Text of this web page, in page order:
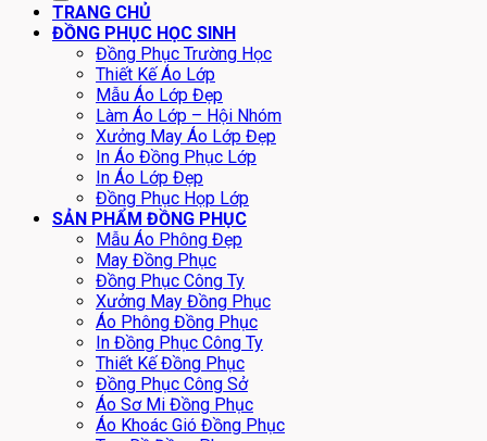
TRANG CHỦ
ĐỒNG PHỤC HỌC SINH
Đồng Phục Trường Học
Thiết Kế Áo Lớp
Mẫu Áo Lớp Đẹp
Làm Áo Lớp – Hội Nhóm
Xưởng May Áo Lớp Đẹp
In Áo Đồng Phục Lớp
In Áo Lớp Đẹp
Đồng Phục Họp Lớp
SẢN PHẨM ĐỒNG PHỤC
Mẫu Áo Phông Đẹp
May Đồng Phục
Đồng Phục Công Ty
Xưởng May Đồng Phục
Áo Phông Đồng Phục
In Đồng Phục Công Ty
Thiết Kế Đồng Phục
Đồng Phục Công Sở
Áo Sơ Mi Đồng Phục
Áo Khoác Gió Đồng Phục